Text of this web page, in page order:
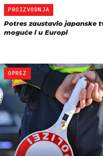
PROIZVODNJA
Potres zaustavio japanske
moguće i u Europi
OPREZ